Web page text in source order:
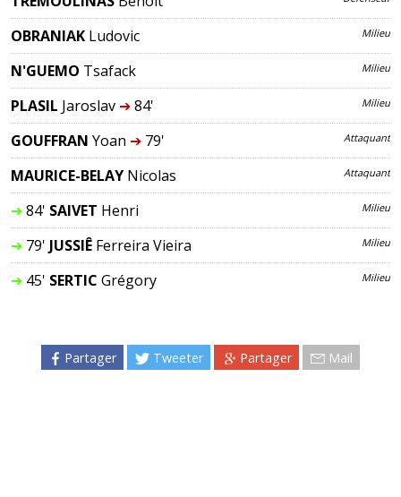
OBRANIAK Ludovic Milieu
N'GUEMO Tsafack Milieu
PLASIL Jaroslav ➔84' Milieu
GOUFFRAN Yoan ➔79' Attaquant
MAURICE-BELAY Nicolas Attaquant
➔84' SAIVET Henri Milieu
➔79' JUSSIÊ Ferreira Vieira Milieu
➔45' SERTIC Grégory Milieu
Partager Tweeter Partager Mail